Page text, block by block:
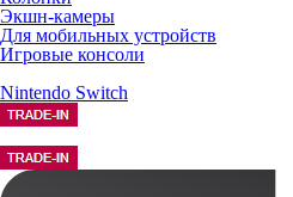
Экшн-камеры
Для мобильных устройств
Игровые консоли
Nintendo Switch